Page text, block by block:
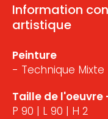
Information
artistique
Peinture
- Technique Mixte
Taille de l'oeuvre
P 90 | L 90 | H 2